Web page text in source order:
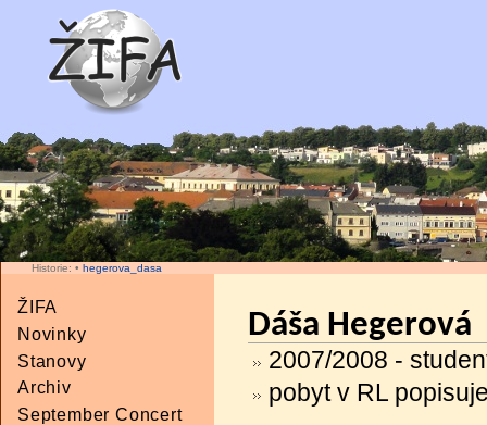
Historie: • hegerova_dasa
Dáša Hegerová
2007/2008 -
pobyt v RL
ŽIFA
Novinky
Stanovy
Archiv
September Concert